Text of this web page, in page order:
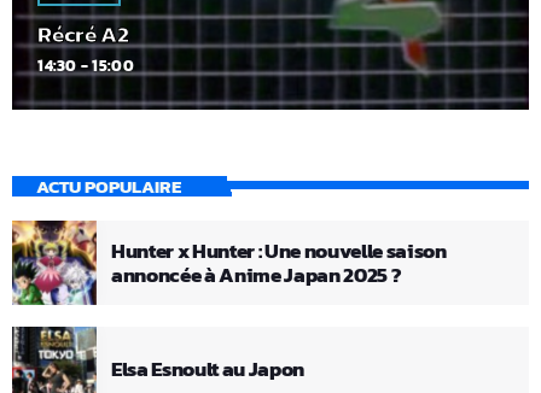
Récré A2
14:30 - 15:00
ACTU POPULAIRE
Hunter x Hunter : Une nouvelle saison
annoncée à Anime Japan 2025 ?
Elsa Esnoult au Japon